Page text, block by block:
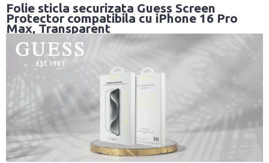
Folie sticla securizata Guess Screen
Protector compatibila cu iPhone 16 Pro
Max, Transparent